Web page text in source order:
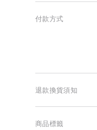
付款方式
退款換貨須知
商品標籤